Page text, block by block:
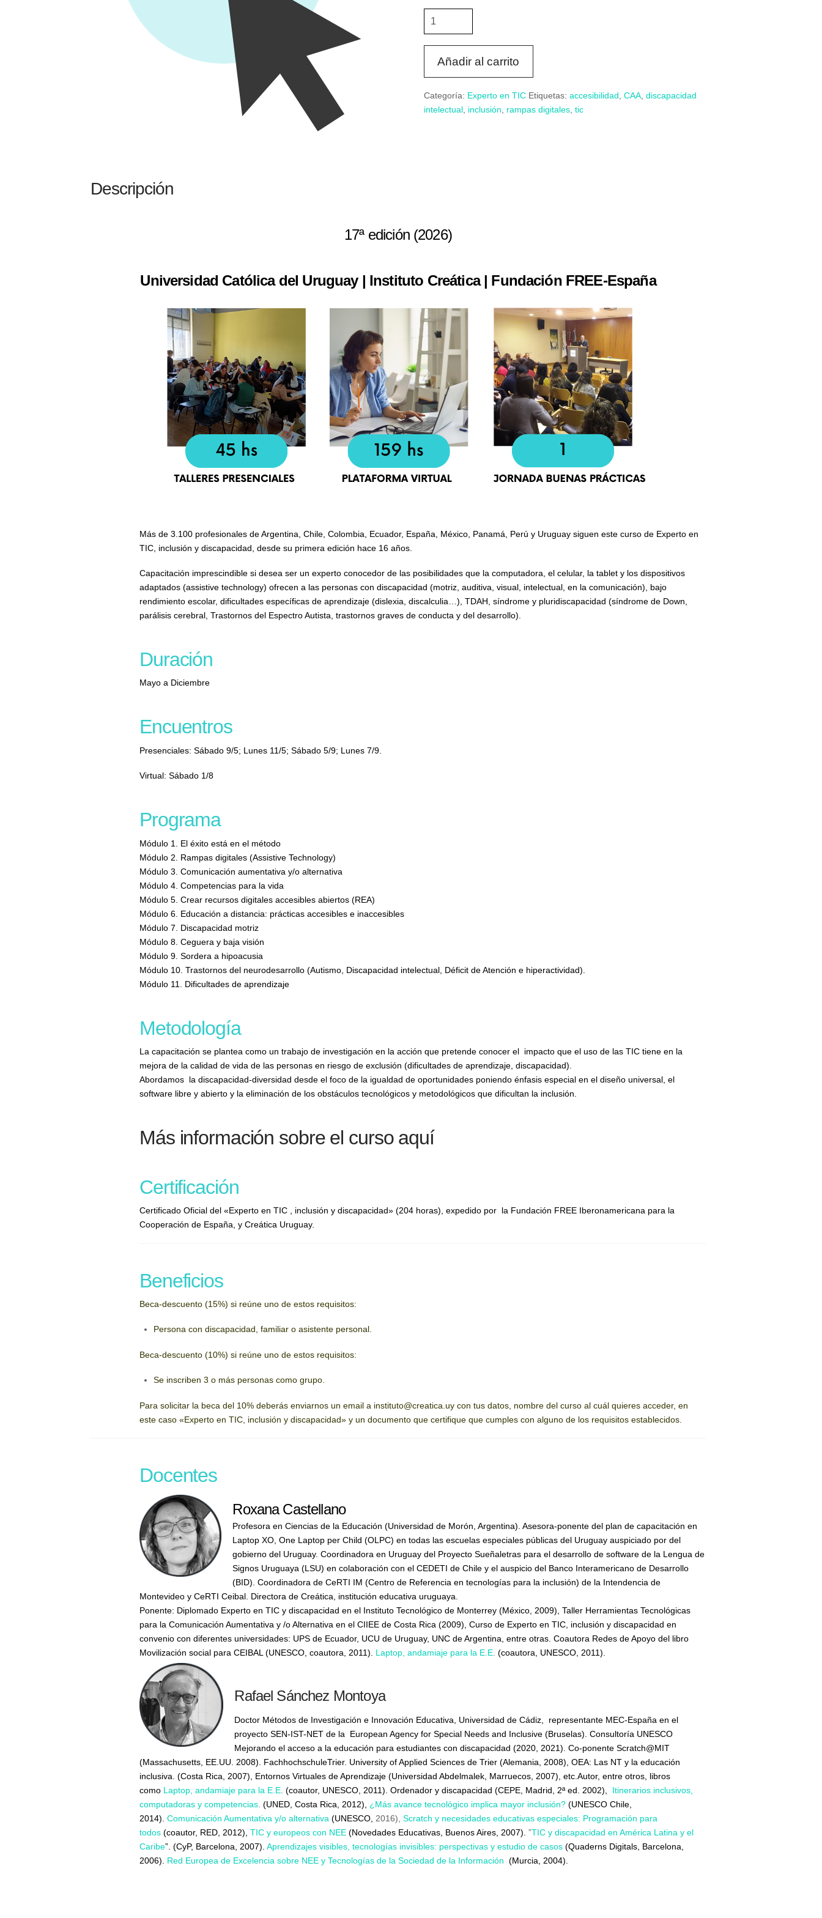
inclusión
cantidad
Añadir al carrito
Categoría: Experto en TIC Etiquetas: accesibilidad, CAA, discapacidad
intelectual, inclusión, rampas digitales, tic
Descripción
17ª edición (2026)
Universidad Católica del Uruguay | Instituto Creática | Fundación FREE-España
Más de 3.100 profesionales de Argentina, Chile, Colombia, Ecuador, España, México, Panamá, Perú y Uruguay siguen este curso de Experto en
TIC, inclusión y discapacidad, desde su primera edición hace 16 años.
Capacitación imprescindible si desea ser un experto conocedor de las posibilidades que la computadora, el celular, la tablet y los dispositivos
adaptados (assistive technology) ofrecen a las personas con discapacidad (motriz, auditiva, visual, intelectual, en la comunicación), bajo
rendimiento escolar, dificultades específicas de aprendizaje (dislexia, discalculia…), TDAH, síndrome y pluridiscapacidad (síndrome de Down,
parálisis cerebral, Trastornos del Espectro Autista, trastornos graves de conducta y del desarrollo).
Duración
Mayo a Diciembre
Encuentros
Presenciales: Sábado 9/5; Lunes 11/5; Sábado 5/9; Lunes 7/9.
Virtual: Sábado 1/8
Programa
Módulo 1. El éxito está en el método
Módulo 2. Rampas digitales (Assistive Technology)
Módulo 3. Comunicación aumentativa y/o alternativa
Módulo 4. Competencias para la vida
Módulo 5. Crear recursos digitales accesibles abiertos (REA)
Módulo 6. Educación a distancia: prácticas accesibles e inaccesibles
Módulo 7. Discapacidad motriz
Módulo 8. Ceguera y baja visión
Módulo 9. Sordera a hipoacusia
Módulo 10. Trastornos del neurodesarrollo (Autismo, Discapacidad intelectual, Déficit de Atención e hiperactividad).
Módulo 11. Dificultades de aprendizaje
Metodología
La capacitación se plantea como un trabajo de investigación en la acción que pretende conocer el impacto que el uso de las TIC tiene en la
mejora de la calidad de vida de las personas en riesgo de exclusión (dificultades de aprendizaje, discapacidad).
Abordamos la discapacidad-diversidad desde el foco de la igualdad de oportunidades poniendo énfasis especial en el diseño universal, el
software libre y abierto y la eliminación de los obstáculos tecnológicos y metodológicos que dificultan la inclusión.
Más información sobre el curso aquí
Certificación
Certificado Oficial del «Experto en TIC , inclusión y discapacidad» (204 horas), expedido por la Fundación FREE Iberonamericana para la
Cooperación de España, y Creática Uruguay.
Beneficios
Beca-descuento (15%) si reúne uno de estos requisitos:
Persona con discapacidad, familiar o asistente personal.
Beca-descuento (10%) si reúne uno de estos requisitos:
Se inscriben 3 o más personas como grupo.
Para solicitar la beca del 10% deberás enviarnos un email a instituto@creatica.uy con tus datos, nombre del curso al cuál quieres acceder, en
este caso «Experto en TIC, inclusión y discapacidad» y un documento que certifique que cumples con alguno de los requisitos establecidos.
Docentes
Roxana Castellano
Profesora en Ciencias de la Educación (Universidad de Morón, Argentina). Asesora-ponente del plan de capacitación en
Laptop XO, One Laptop per Child (OLPC) en todas las escuelas especiales públicas del Uruguay auspiciado por del
gobierno del Uruguay. Coordinadora en Uruguay del Proyecto Sueñaletras para el desarrollo de software de la Lengua de
Signos Uruguaya (LSU) en colaboración con el CEDETI de Chile y el auspicio del Banco Interamericano de Desarrollo
(BID). Coordinadora de CeRTI IM (Centro de Referencia en tecnologías para la inclusión) de la Intendencia de
Montevideo y CeRTI Ceibal. Directora de Creática, institución educativa uruguaya.
Ponente: Diplomado Experto en TIC y discapacidad en el Instituto Tecnológico de Monterrey (México, 2009), Taller Herramientas Tecnológicas
para la Comunicación Aumentativa y /o Alternativa en el CIIEE de Costa Rica (2009), Curso de Experto en TIC, inclusión y discapacidad en
convenio con diferentes universidades: UPS de Ecuador, UCU de Uruguay, UNC de Argentina, entre otras. Coautora Redes de Apoyo del libro
Movilización social para CEIBAL (UNESCO, coautora, 2011). Laptop, andamiaje para la E.E. (coautora, UNESCO, 2011).
Rafael Sánchez Montoya
Doctor Métodos de Investigación e Innovación Educativa, Universidad de Cádiz, representante MEC-España en el
proyecto SEN-IST-NET de la European Agency for Special Needs and Inclusive (Bruselas). Consultoría UNESCO
Mejorando el acceso a la educación para estudiantes con discapacidad (2020, 2021). Co-ponente Scratch@MIT
(Massachusetts, EE.UU. 2008). FachhochschuleTrier. University of Applied Sciences de Trier (Alemania, 2008), OEA: Las NT y la educación
inclusiva. (Costa Rica, 2007), Entornos Virtuales de Aprendizaje (Universidad Abdelmalek, Marruecos, 2007), etc.Autor, entre otros, libros
como Laptop, andamiaje para la E.E. (coautor, UNESCO, 2011). Ordenador y discapacidad (CEPE, Madrid, 2ª ed. 2002),
Itinerarios inclusivos,
computadoras y competencias. (UNED, Costa Rica, 2012), ¿Más avance tecnológico implica mayor inclusión? (UNESCO Chile,
2014). Comunicación Aumentativa y/o alternativa (UNESCO, 2016), Scratch y necesidades educativas especiales: Programación para
todos (coautor, RED, 2012), TIC y europeos con NEE (Novedades Educativas, Buenos Aires, 2007). ”TIC y discapacidad en América Latina y el
Caribe”. (CyP, Barcelona, 2007). Aprendizajes visibles, tecnologías invisibles: perspectivas y estudio de casos (Quaderns Digitals, Barcelona,
2006). Red Europea de Excelencia sobre NEE y Tecnologías de la Sociedad de la Información (Murcia, 2004).